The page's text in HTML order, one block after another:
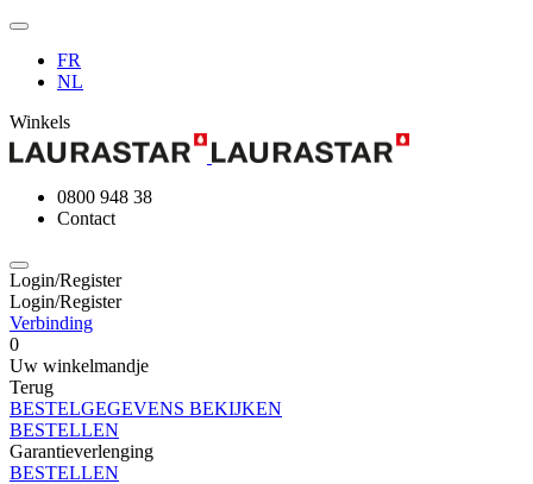
FR
NL
Winkels
0800 948 38
Contact
Login/Register
Login/Register
Verbinding
0
Uw winkelmandje
Terug
BESTELGEGEVENS BEKIJKEN
BESTELLEN
Garantieverlenging
BESTELLEN